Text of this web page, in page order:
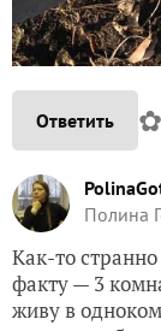
Ответить ✿
Полина
Как-то
факту — 3
живу в